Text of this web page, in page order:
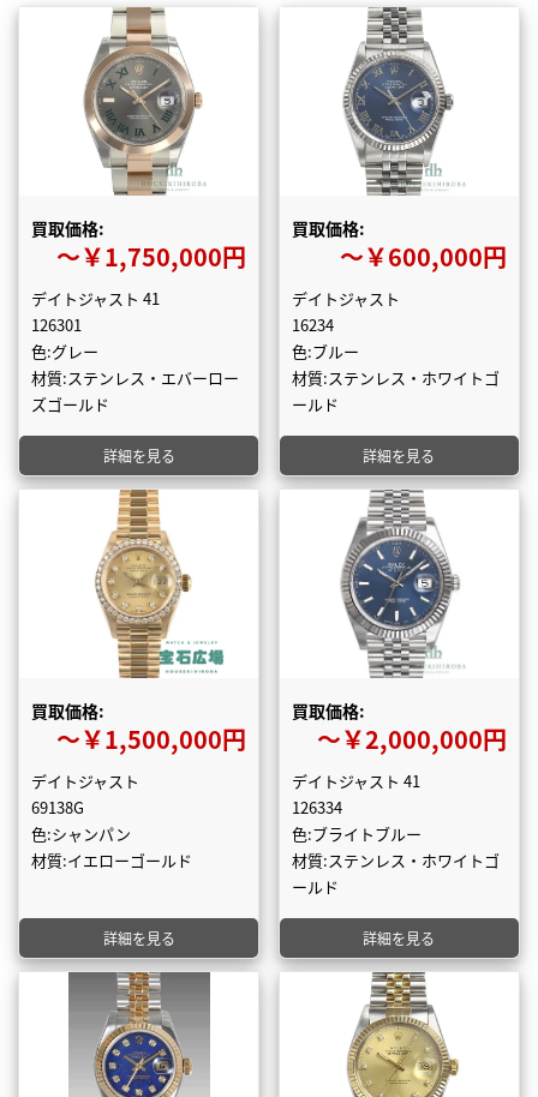
買取価格:
〜￥1,750,000円
デイトジャスト 41
126301
色:グレー
材質:ステンレス・エバーロー
ズゴールド
詳細を見る
買取価格:
〜￥600,000円
デイトジャスト
16234
色:ブルー
材質:ステンレス・ホワイトゴ
ールド
詳細を見る
買取価格:
〜￥1,500,000円
デイトジャスト
69138G
色:シャンパン
材質:イエローゴールド
詳細を見る
買取価格:
〜￥2,000,000円
デイトジャスト 41
126334
色:ブライトブルー
材質:ステンレス・ホワイトゴ
ールド
詳細を見る